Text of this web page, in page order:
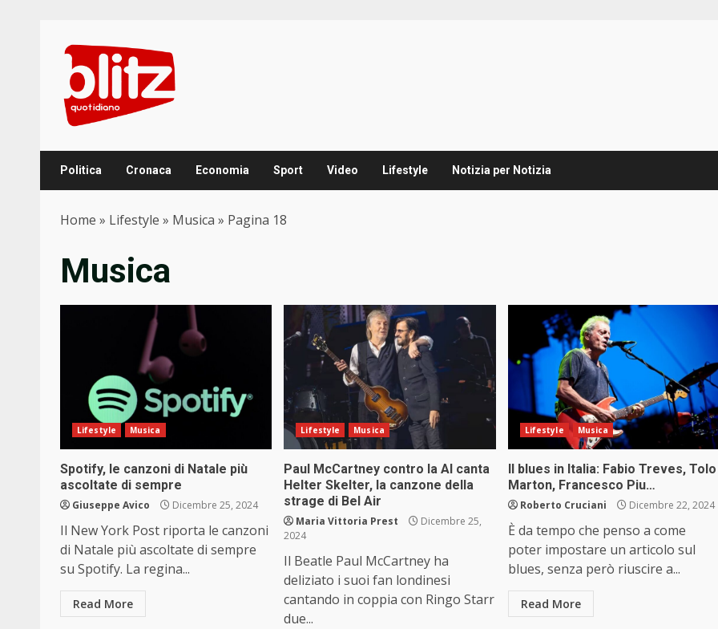
content
Politica Cronaca Economia Sport Video Lifestyle Notizia per Notizia
Home » Lifestyle » Musica » Pagina 18
Musica
Lifestyle Musica
Spotify, le canzoni di Natale più
ascoltate di sempre
Giuseppe Avico Dicembre 25, 2024
Il New York Post riporta le canzoni
di Natale più ascoltate di sempre
su Spotify. La regina...
Read More
Lifestyle Musica
Paul McCartney contro la AI canta
Helter Skelter, la canzone della
strage di Bel Air
Maria Vittoria Prest
Dicembre 25,
2024
Il Beatle Paul McCartney ha
deliziato i suoi fan londinesi
cantando in coppia con Ringo Starr
due...
Lifestyle Musica
Il blues in Italia: Fabio Treves, Tolo
Marton, Francesco Piu…
Roberto Cruciani Dicembre 22, 2024
È da tempo che penso a come
poter impostare un articolo sul
blues, senza però riuscire a...
Read More